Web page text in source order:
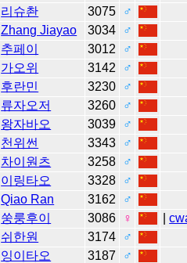
리슈촨 3075
♂
Zhang Jiayao 3034
♂
추페이 3012
♂
가오위 3142
♂
후란민 3230
♂
류자오저 3260
♂
왕자바오 3039
♂
천위썬 3343
♂
차이원츠 3258
♂
이링타오 3328
♂
Qiao Ran 3162
♂
쑹룽후이 3086 ♀ |
쉬한원 3174
♂
잉이타오 3187
♂